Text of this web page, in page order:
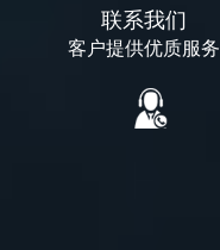
联系我们
客户提供优质服务